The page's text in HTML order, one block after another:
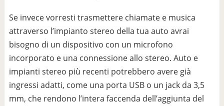
Se invece vorresti trasmettere chiamate e musica
attraverso l’impianto stereo della tua auto avrai
bisogno di un dispositivo con un microfono
incorporato e una connessione allo stereo. Auto e
impianti stereo più recenti potrebbero avere già
ingressi adatti, come una porta USB o un jack da 3,5
mm, che rendono l’intera faccenda dell’aggiunta del